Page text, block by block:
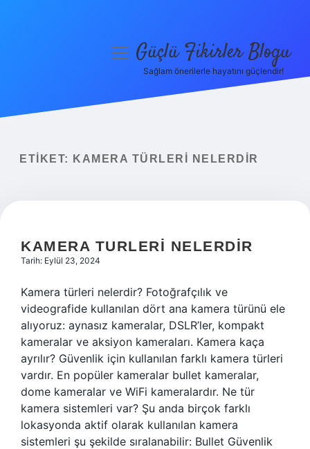
Yasal Uyarı
menüyüGüçlü Fikirler Blogu
Sağlam önerilerle hayatını güçlendir!
ETIKET: KAMERA TÜRLERI NELERDIR
KAMERA TURLERI NELERDIR
Tarih: Eylül 23, 2024
Kamera türleri nelerdir? Fotoğrafçılık ve
videografide kullanılan dört ana kamera türünü ele
alıyoruz: aynasız kameralar, DSLR’ler, kompakt
kameralar ve aksiyon kameraları. Kamera kaça
ayrılır? Güvenlik için kullanılan farklı kamera türleri
vardır. En popüler kameralar bullet kameralar,
dome kameralar ve WiFi kameralardır. Ne tür
kamera sistemleri var? Şu anda birçok farklı
lokasyonda aktif olarak kullanılan kamera
sistemleri şu şekilde sıralanabilir: Bullet Güvenlik